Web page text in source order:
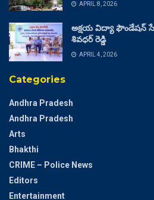
APRIL 8, 2026
అక్షయ విద్యా ఫౌండేషన్
శివధర్ రెడ్డి
APRIL 4, 2026
Categories
Andhra Pradesh
Andhra Pradesh
Arts
Bhakthi
CRIME – Police News
Editors
Entertainment